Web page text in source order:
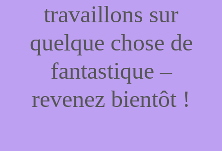
travaillons sur
quelque chose de
fantastique –
revenez bientôt !